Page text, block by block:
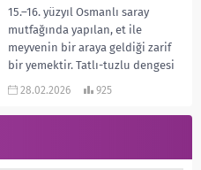
15.–16. yüzyıl Osmanlı saray
mutfağında yapılan, et ile
meyvenin bir araya geldiği zarif
bir yemektir. Tatlı-tuzlu dengesi
sayesinde hem şaşırtıcı...
28.02.2026 925